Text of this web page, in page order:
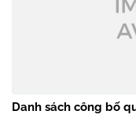
Danh sách công bố